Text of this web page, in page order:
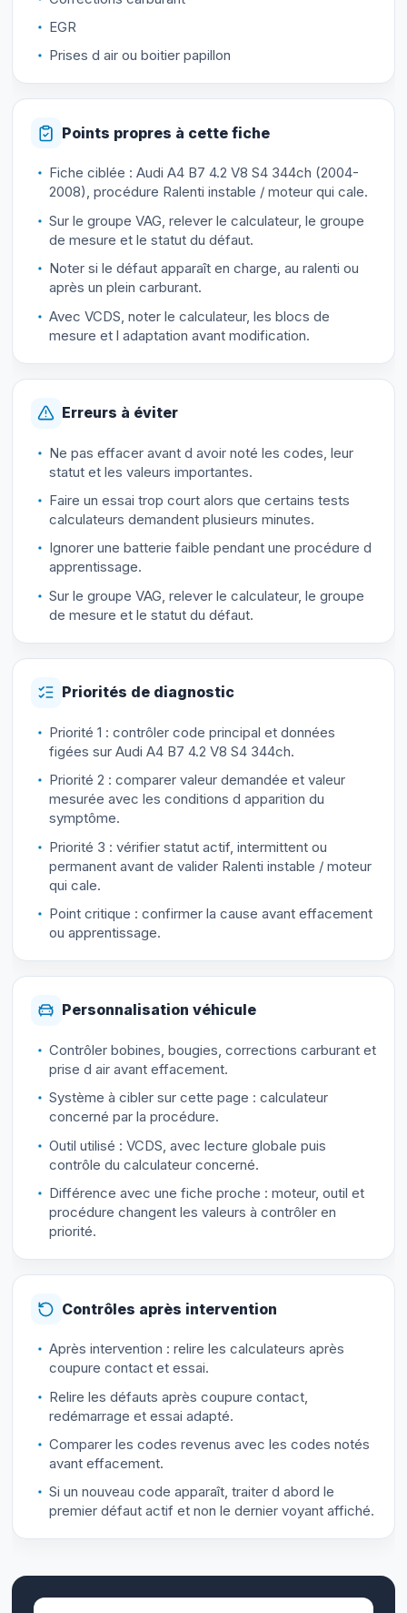
EGR
Prises d air ou boitier papillon
Points propres à cette fiche
Fiche ciblée : Audi A4 B7 4.2 V8 S4 344ch (2004-
2008), procédure Ralenti instable / moteur qui cale.
Sur le groupe VAG, relever le calculateur, le groupe
de mesure et le statut du défaut.
Noter si le défaut apparaît en charge, au ralenti ou
après un plein carburant.
Avec VCDS, noter le calculateur, les blocs de
mesure et l adaptation avant modification.
Erreurs à éviter
Ne pas effacer avant d avoir noté les codes, leur
statut et les valeurs importantes.
Faire un essai trop court alors que certains tests
calculateurs demandent plusieurs minutes.
Ignorer une batterie faible pendant une procédure d
apprentissage.
Sur le groupe VAG, relever le calculateur, le groupe
de mesure et le statut du défaut.
Priorités de diagnostic
Priorité 1 : contrôler code principal et données
figées sur Audi A4 B7 4.2 V8 S4 344ch.
Priorité 2 : comparer valeur demandée et valeur
mesurée avec les conditions d apparition du
symptôme.
Priorité 3 : vérifier statut actif, intermittent ou
permanent avant de valider Ralenti instable / moteur
qui cale.
Point critique : confirmer la cause avant effacement
ou apprentissage.
Personnalisation véhicule
Contrôler bobines, bougies, corrections carburant et
prise d air avant effacement.
Système à cibler sur cette page : calculateur
concerné par la procédure.
Outil utilisé : VCDS, avec lecture globale puis
contrôle du calculateur concerné.
Différence avec une fiche proche : moteur, outil et
procédure changent les valeurs à contrôler en
priorité.
Contrôles après intervention
Après intervention : relire les calculateurs après
coupure contact et essai.
Relire les défauts après coupure contact,
redémarrage et essai adapté.
Comparer les codes revenus avec les codes notés
avant effacement.
Si un nouveau code apparaît, traiter d abord le
premier défaut actif et non le dernier voyant affiché.